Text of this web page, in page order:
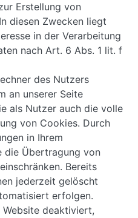
Erstellung von
diesen Zwecken liegt
in der Verarbeitung
nach Art. 6 Abs. 1 lit. f
des Nutzers
an unserer Seite
als Nutzer auch die volle
von Cookies. Durch
in Ihrem
die Übertragung von
Bereits
jederzeit gelöscht
erfolgen.
deaktiviert,